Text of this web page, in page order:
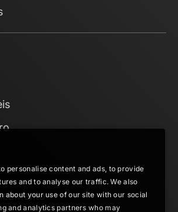
personalise content and ads, to provide
and to analyse our traffic. We also
about your use of our site with our social
and analytics partners who may